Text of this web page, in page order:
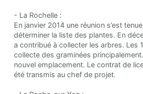
- La Rochelle :
En janvier 2014 une réunion s’est
déterminer la liste des plantes. En
a contribué à collecter les arbres. Les
collecte des graminées
nouvel emplacement. Le contrat de
été transmis au chef de projet.